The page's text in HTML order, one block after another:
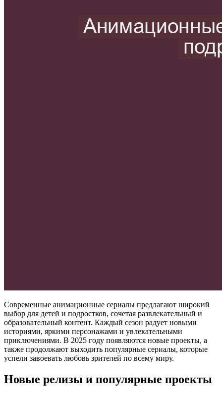
Современные анимационные сериалы предлагают широкий
выбор для детей и подростков, сочетая развлекательный и
образовательный контент. Каждый сезон радует новыми
историями, яркими персонажами и увлекательными
приключениями. В 2025 году появляются новые проекты, а
также продолжают выходить популярные сериалы, которые
успели завоевать любовь зрителей по всему миру.
Новые релизы и популярные проекты